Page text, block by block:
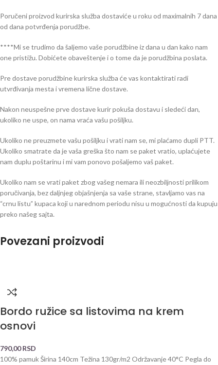
Poručeni proizvod kurirska služba dostaviće u roku od maximalnih 7 dana
od dana potvrđenja porudžbe.
****Mi se trudimo da šaljemo vaše porudžbine iz dana u dan kako nam
one pristižu. Dobićete obaveštenje i o tome da je porudžbina poslata.
Pre dostave porudžbine kurirska služba će vas kontaktirati radi
utvrđivanja mesta i vremena lične dostave.
Nakon neuspešne prve dostave kurir pokuša dostavu i sledeći dan,
ukoliko ne uspe, on nama vraća vašu pošiljku.
Ukoliko ne preuzmete vašu pošiljku i vrati nam se, mi plaćamo dupli PTT.
Ukoliko smatrate da je vaša greška što nam se paket vratio, uplaćujete
nam duplu poštarinu i mi vam ponovo pošaljemo vaš paket.
Ukoliko nam se vrati paket zbog vašeg nemara ili neozbiljnosti prilikom
poručivanja, bez daljnjeg objašnjenja sa vaše strane, stavljamo vas na
“crnu listu” kupaca koji u narednom periodu nisu u mogućnosti da kupuju
preko našeg sajta.
Povezani proizvodi
Bordo ružice sa listovima na krem
osnovi
790,00RSD
100% pamuk Širina 140cm Težina 130gr/m2 Održavanje 40°C Pegla do